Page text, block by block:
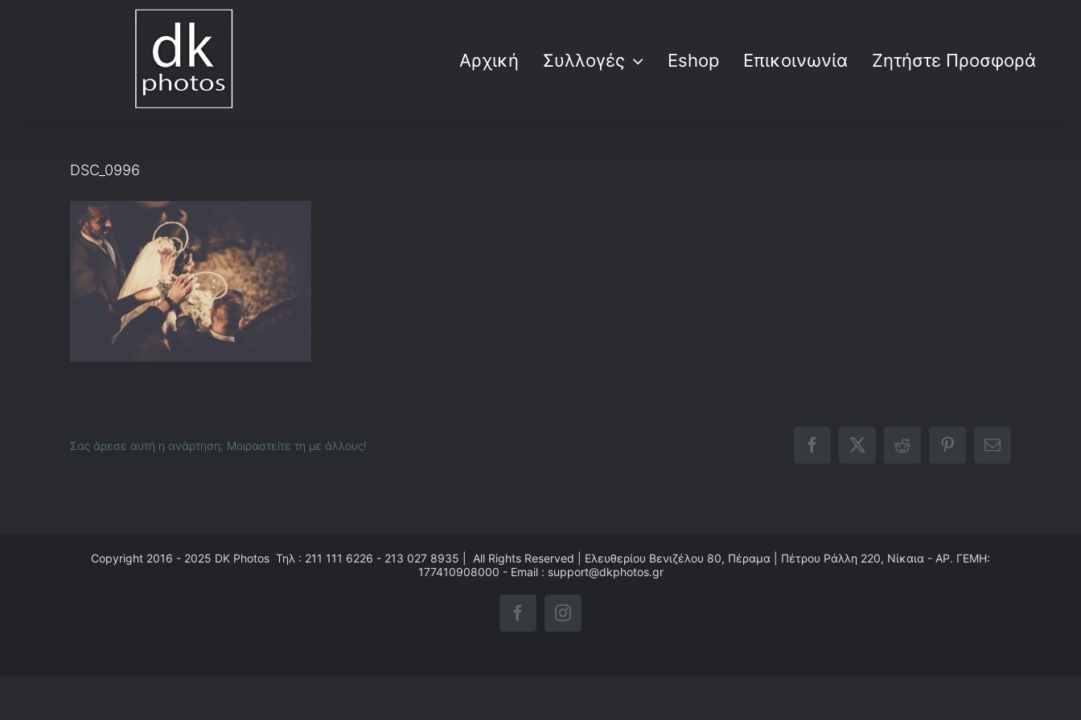
Αρχική Συλλογές Eshop Επικοινωνία Ζητήστε Προσφορά
DSC_0996
Σας άρεσε αυτή η ανάρτηση; Μοιραστείτε τη με άλλους! Facebook
X RedditPinterestEmail
Copyright 2016 - 2025 DK Photos Τηλ : 211 111 6226 - 213 027 8935 | All Rights Reserved | Ελευθερίου Βενιζέλου 80, Πέραμα | Πέτρου Ράλλη 220, Νίκαια - ΑΡ. ΓΕΜΗ:
177410908000 - Email : support@dkphotos.gr
FacebookInstagram